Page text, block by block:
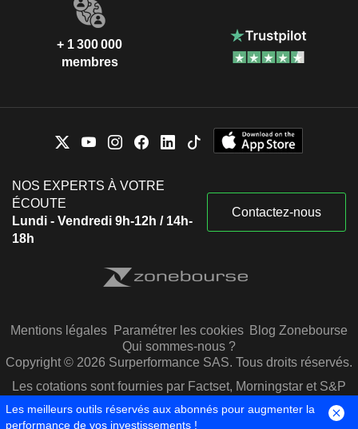
+ 1 300 000
membres
NOS EXPERTS À VOTRE
ÉCOUTE
Lundi - Vendredi 9h-12h / 14h-
18h
Contactez-nous
Mentions légales Paramétrer les cookies Blog Zonebourse
Qui sommes-nous ?
Copyright © 2026 Surperformance SAS. Tous droits réservés.
Les cotations sont fournies par Factset, Morningstar et S&P
Capital IQ
Les meilleurs outils réservés aux abonnés pour augmenter la
performance de vos investissements !